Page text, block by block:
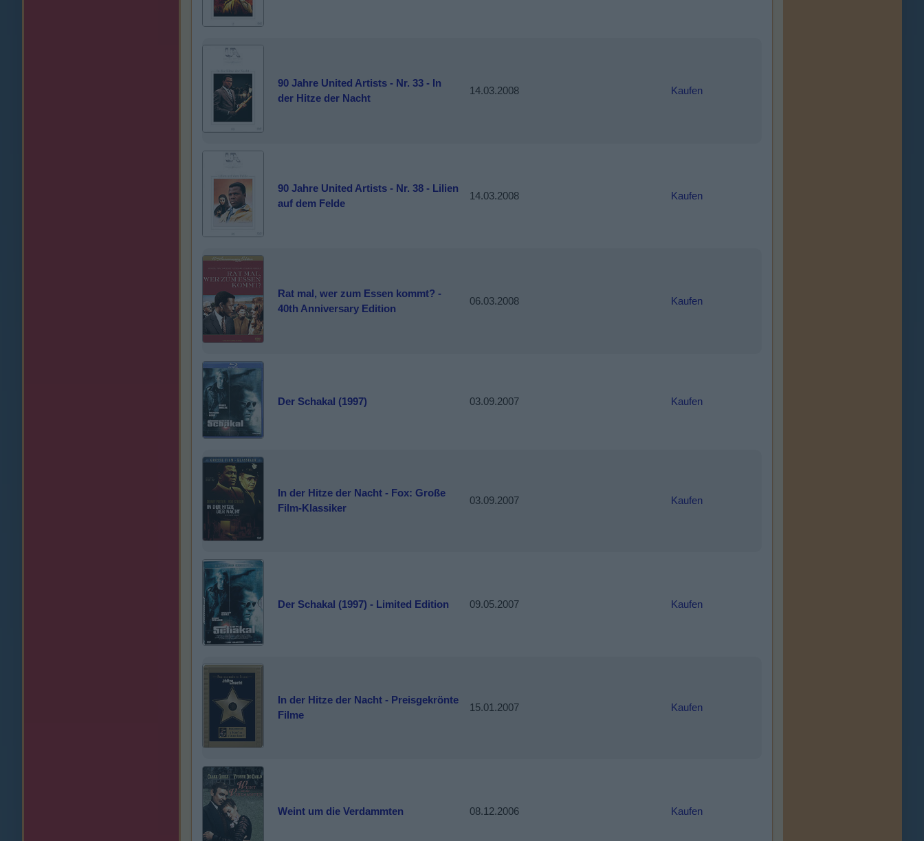
90 Jahre United Artists - Nr. 33 - In
der Hitze der Nacht
14.03.2008 Kaufen
90 Jahre United Artists - Nr. 38 - Lilien
auf dem Felde
14.03.2008 Kaufen
Rat mal, wer zum Essen kommt? -
40th Anniversary Edition
06.03.2008 Kaufen
Der Schakal (1997) 03.09.2007 Kaufen
In der Hitze der Nacht - Fox: Große
Film-Klassiker
03.09.2007 Kaufen
Der Schakal (1997) - Limited Edition 09.05.2007 Kaufen
In der Hitze der Nacht - Preisgekrönte
Filme
15.01.2007 Kaufen
Weint um die Verdammten 08.12.2006 Kaufen